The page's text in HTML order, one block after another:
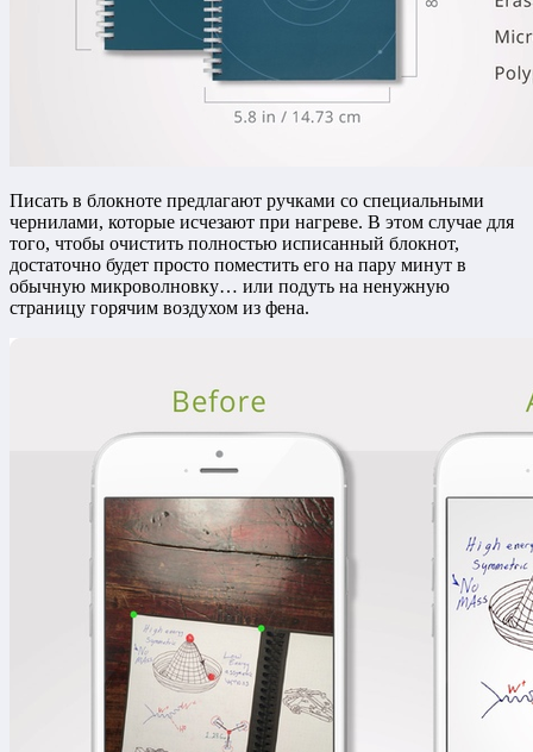
Писать в блокноте предлагают ручками со специальными
чернилами, которые исчезают при нагреве. В этом случае для
того, чтобы очистить полностью исписанный блокнот,
достаточно будет просто поместить его на пару минут в
обычную микроволновку… или подуть на ненужную
страницу горячим воздухом из фена.